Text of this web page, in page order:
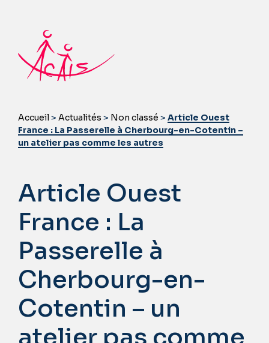
Accueil> Actualités > Non classé > Article Ouest
France : La Passerelle à Cherbourg-en-Cotentin –
un atelier pas comme les autres
Article Ouest
France : La
Passerelle à
Cherbourg-en-
Cotentin – un